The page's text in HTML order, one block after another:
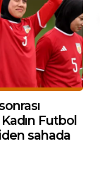
Futbol
sahada